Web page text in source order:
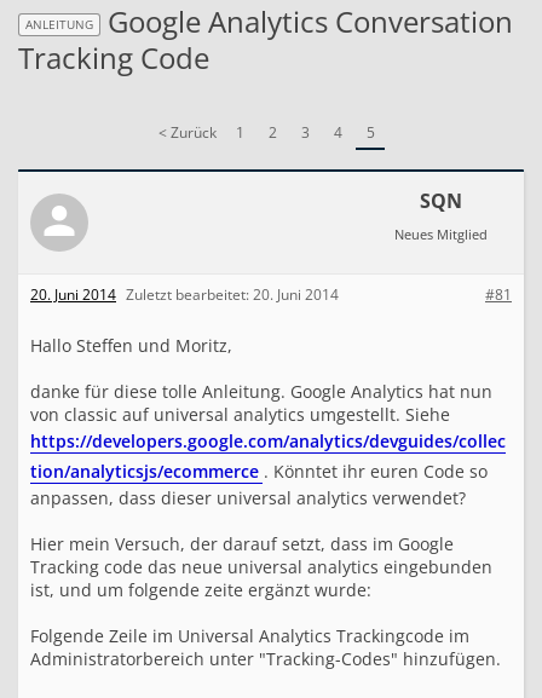
ANLEITUNG Google Analytics Conversation
Tracking Code
o
< Zurück 1 2 3 4 5
SQN
Neues Mitglied
#81
20. Juni 2014 Zuletzt bearbeitet:20. Juni 2014
Hallo Steffen und Moritz,
danke für diese tolle Anleitung. Google Analytics hat nun
von classic auf universal analytics umgestellt. Siehe
https://developers.google.com/analytics/devguides/collec
tion/analyticsjs/ecommerce . Könntet ihr euren Code so
anpassen, dass dieser universal analytics verwendet?
Hier mein Versuch, der darauf setzt, dass im Google
Tracking code das neue universal analytics eingebunden
ist, und um folgende zeite ergänzt wurde:
Folgende Zeile im Universal Analytics Trackingcode im
Administratorbereich unter "Tracking-Codes" hinzufügen.